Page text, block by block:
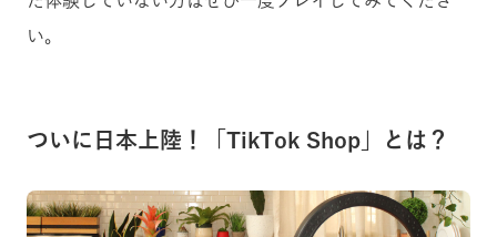
い。
ついに日本上陸！「TikTok Shop」とは？